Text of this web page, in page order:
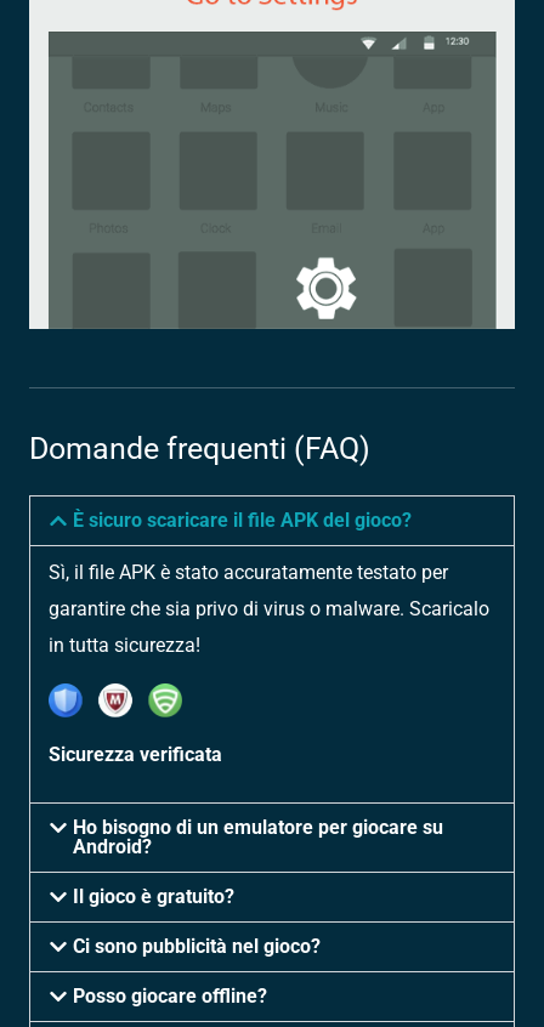
Domande frequenti (FAQ)
È sicuro scaricare il file APK del gioco?
Sì, il file APK è stato accuratamente testato per
garantire che sia privo di virus o malware. Scaricalo
in tutta sicurezza!
Sicurezza verificata
Ho bisogno di un emulatore per giocare su
Android?
Il gioco è gratuito?
Ci sono pubblicità nel gioco?
Posso giocare offline?